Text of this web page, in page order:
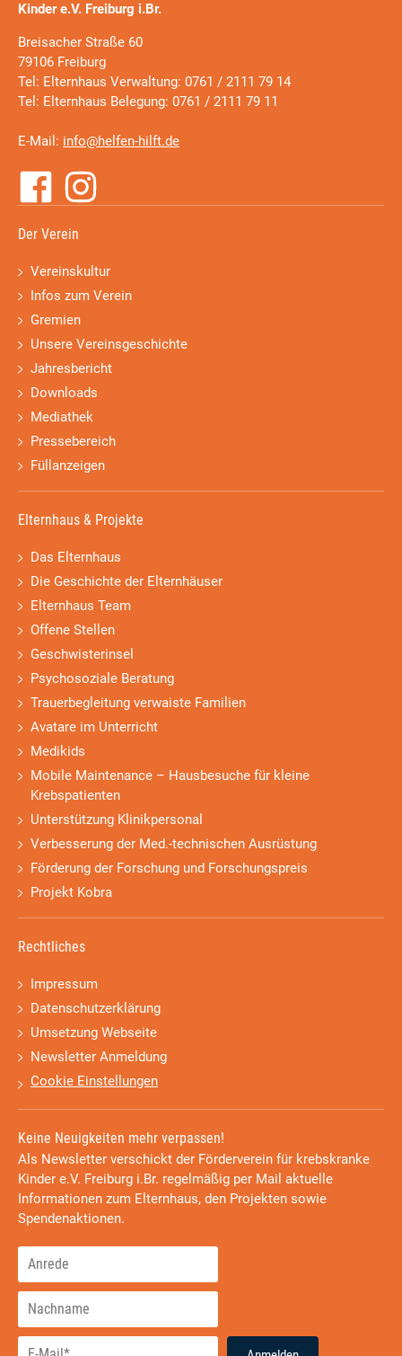
Kinder e.V. Freiburg i.Br.
Breisacher Straße 60
79106 Freiburg
Tel: Elternhaus Verwaltung: 0761 / 2111 79 14
Tel: Elternhaus Belegung: 0761 / 2111 79 11
E-Mail: info@helfen-hilft.de
Der Verein
Vereinskultur
Infos zum Verein
Gremien
Unsere Vereinsgeschichte
Jahresbericht
Downloads
Mediathek
Pressebereich
Füllanzeigen
Elternhaus & Projekte
Das Elternhaus
Die Geschichte der Elternhäuser
Elternhaus Team
Offene Stellen
Geschwisterinsel
Psychosoziale Beratung
Trauerbegleitung verwaiste Familien
Avatare im Unterricht
Medikids
Mobile Maintenance – Hausbesuche für kleine
Krebspatienten
Unterstützung Klinikpersonal
Verbesserung der Med.-technischen Ausrüstung
Förderung der Forschung und Forschungspreis
Projekt Kobra
Rechtliches
Impressum
Datenschutzerklärung
Umsetzung Webseite
Newsletter Anmeldung
Cookie Einstellungen
Keine Neuigkeiten mehr verpassen!
Als Newsletter verschickt der Förderverein für krebskranke
Kinder e.V. Freiburg i.Br. regelmäßig per Mail aktuelle
Informationen zum Elternhaus, den Projekten sowie
Spendenaktionen.